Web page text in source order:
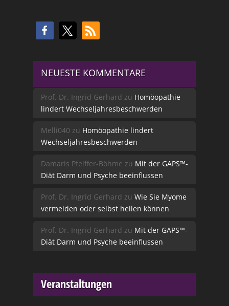
NEUESTE KOMMENTARE
Prof. Dr. Ingrid Gerhard zu Homöopathie
lindert Wechseljahresbeschwerden
Melli040 zu Homöopathie lindert
Wechseljahresbeschwerden
Damaris Pfeiffer-Böhme zu Mit der GAPS™-
Diät Darm und Psyche beeinflussen
Prof. Dr. Ingrid Gerhard zu Wie Sie Myome
vermeiden oder selbst heilen können
Prof. Dr. Ingrid Gerhard zu Mit der GAPS™-
Diät Darm und Psyche beeinflussen
Veranstaltungen